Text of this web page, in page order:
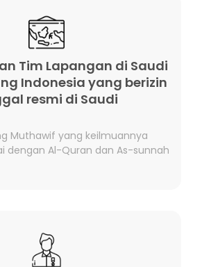
Tim Lapangan di Saudi
Indonesia yang berizin
resmi di Saudi
Muthawif yang keilmuannya
dengan Al-Quran dan As-sunnah